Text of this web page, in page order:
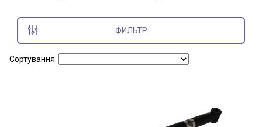
Hummer
Показать все марки
ФИЛЬТР
Сортування: